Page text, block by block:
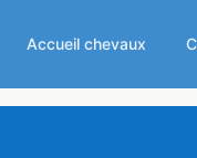
Accueil chevaux